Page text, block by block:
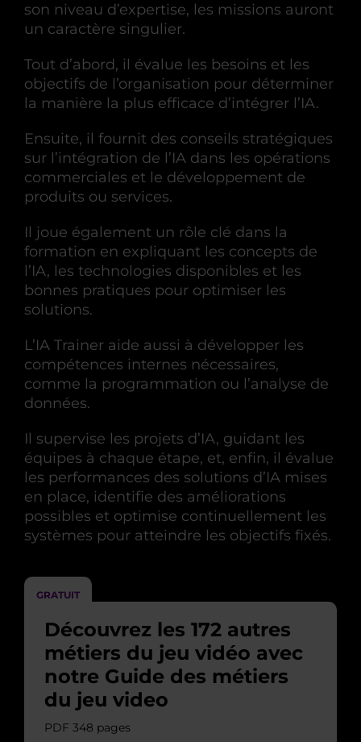
son niveau d’expertise, les missions auront
un caractère singulier.
Tout d’abord, il évalue les besoins et les
objectifs de l’organisation pour déterminer
la manière la plus efficace d’intégrer l’IA.
Ensuite, il fournit des conseils stratégiques
sur l’intégration de l’IA dans les opérations
commerciales et le développement de
produits ou services.
Il joue également un rôle clé dans la
formation en expliquant les concepts de
l’IA, les technologies disponibles et les
bonnes pratiques pour optimiser les
solutions.
L’IA Trainer aide aussi à développer les
compétences internes nécessaires,
comme la programmation ou l’analyse de
données.
Il supervise les projets d’IA, guidant les
équipes à chaque étape, et, enfin, il évalue
les performances des solutions d’IA mises
en place, identifie des améliorations
possibles et optimise continuellement les
systèmes pour atteindre les objectifs fixés.
GRATUIT
Découvrez les 172 autres
métiers du jeu vidéo avec
notre Guide des métiers
du jeu video
PDF 348 pages